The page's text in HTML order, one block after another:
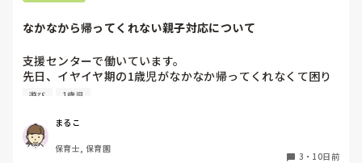
なかなから帰ってくれない親子対応について
支援センターで働いています。
先日、イヤイヤ期の1歳児がなかなか帰ってくれなくて困り
ました。やりたかったことがあったみたいなのでそれをやっ
ヤイヤでギャーギャーで、流石に閉所時間15分も過ぎてるし
で、部屋から出てもギャーギャー止まらず、最後の最後でや
っとお母さんが抱っこして帰っていったのですが、どうすれ
遊び 1歳児
まるこ
保育士, 保育園
3 ・ 10日前